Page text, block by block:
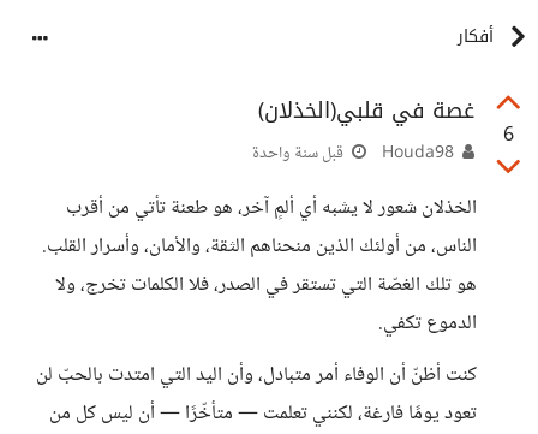
أفكار
6
غصة في قلبي(الخذلان)
قبل سنة واحدة
الخذلان شعور لا يشبه أي ألمٍ آخر، هو طعنة تأتي من أقرب
الناس، من أولئك الذين منحناهم الثقة، والأمان، وأسرار القلب.
هو تلك الغصّة التي تستقر في الصدر، فلا الكلمات تخرج، ولا
الدموع تكفي.
كنت أظنّ أن الوفاء أمر متبادل، وأن اليد التي امتدت بالحبّ لن
تعود يومًا فارغة، لكنني تعلمت — متأخّرًا — أن ليس كل من